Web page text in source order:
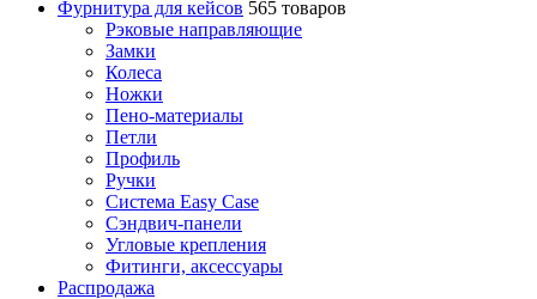
Фурнитура для кейсов 565 товаров
Рэковые направляющие
Замки
Колеса
Ножки
Пено-материалы
Петли
Профиль
Ручки
Система Easy Case
Сэндвич-панели
Угловые крепления
Фитинги, аксессуары
Распродажа